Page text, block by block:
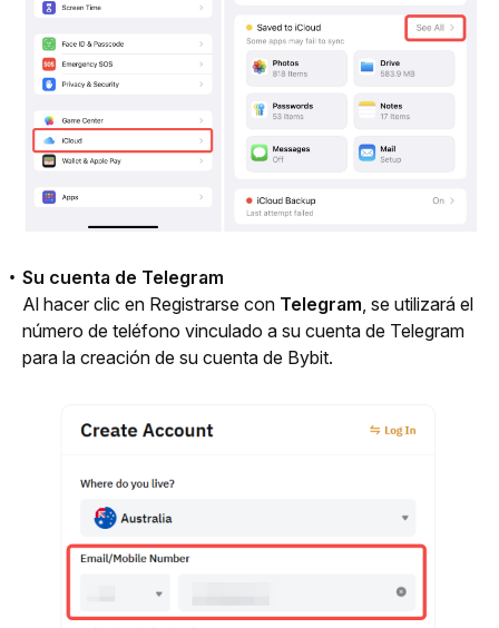
Su cuenta de Telegram
Al hacer clic en Registrarse con Telegram , se utilizará el
número de teléfono vinculado a su cuenta de Telegram
para la creación de su cuenta de Bybit.